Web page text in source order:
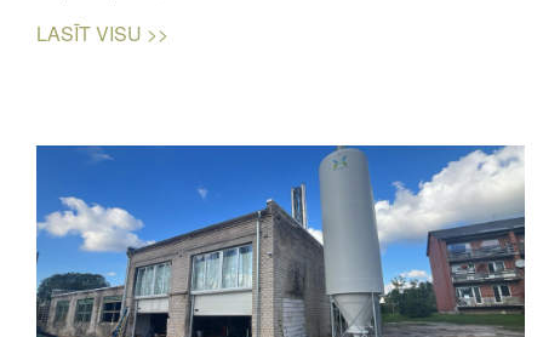
LASĪT VISU >>